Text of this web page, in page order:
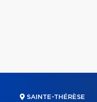
SAINTE-THÉRÈSE